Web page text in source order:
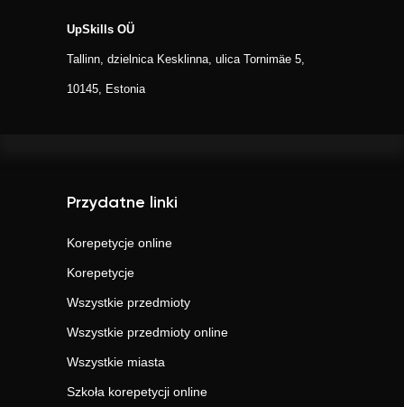
UpSkills OÜ
Tallinn, dzielnica Kesklinna, ulica Tornimäe 5,
10145, Estonia
Przydatne linki
Korepetycje online
Korepetycje
Wszystkie przedmioty
Wszystkie przedmioty online
Wszystkie miasta
Szkoła korepetycji online